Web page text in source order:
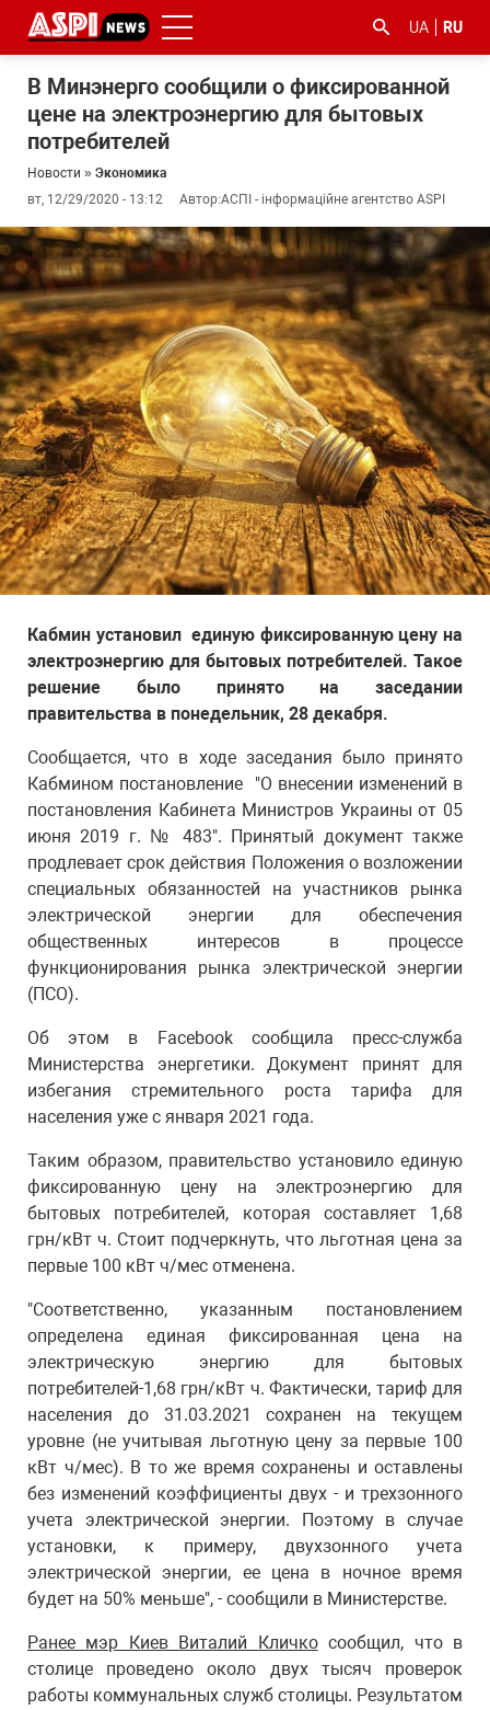
UA RU
В Минэнерго сообщили о фиксированной
цене на электроэнергию для бытовых
потребителей
Новости » Экономика
вт, 12/29/2020 - 13:12
Автор:АСПІ - інформаційне агентство ASPI
Кабмин установил единую фиксированную цену на
электроэнергию для бытовых потребителей. Такое
решение было принято на заседании
правительства в понедельник, 28 декабря.
Сообщается, что в ходе заседания было принято
Кабмином постановление "О внесении изменений в
постановления Кабинета Министров Украины от 05
июня 2019 г. № 483". Принятый документ также
продлевает срок действия Положения о возложении
специальных обязанностей на участников рынка
электрической энергии для обеспечения
общественных интересов в процессе
функционирования рынка электрической энергии
(ПСО).
Об этом в Facebook сообщила пресс-служба
Министерства энергетики. Документ принят для
избегания стремительного роста тарифа для
населения уже с января 2021 года.
Таким образом, правительство установило единую
фиксированную цену на электроэнергию для
бытовых потребителей, которая составляет 1,68
грн/кВт ч. Стоит подчеркнуть, что льготная цена за
первые 100 кВт ч/мес отменена.
"Соответственно, указанным постановлением
определена единая фиксированная цена на
электрическую энергию для бытовых
потребителей-1,68 грн/кВт ч. Фактически, тариф для
населения до 31.03.2021 сохранен на текущем
уровне (не учитывая льготную цену за первые 100
кВт ч/мес). В то же время сохранены и оставлены
без изменений коэффициенты двух - и трехзонного
учета электрической энергии. Поэтому в случае
установки, к примеру, двухзонного учета
электрической энергии, ее цена в ночное время
будет на 50% меньше", - сообщили в Министерстве.
Ранее мэр Киев Виталий Кличкосообщил, что в
столице проведено около двух тысяч проверок
работы коммунальных служб столицы. Результатом
#ООС
#боротьба
з
корупцією
#гфс #Киев #коронавірус